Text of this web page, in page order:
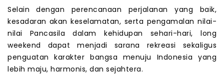
Selain dengan perencanaan perjalanan yang baik,
kesadaran akan keselamatan, serta pengamalan nilai-
nilai Pancasila dalam kehidupan sehari-hari, long
weekend dapat menjadi sarana rekreasi sekaligus
penguatan karakter bangsa menuju Indonesia yang
lebih maju, harmonis, dan sejahtera.